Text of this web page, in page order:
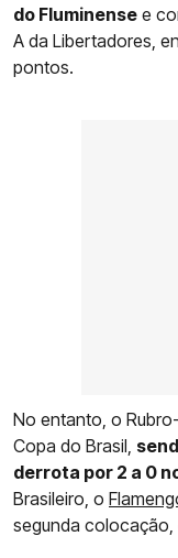
do Fluminense e
A da Libertadores,
pontos.
No entanto, o
Copa do Brasil,
derrota por 2 a 0
Brasileiro, o
segunda colocação,